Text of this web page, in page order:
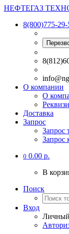
НЕФТЕГАЗ
8(800)775-29-
О компании
О
Доставка
Запрос
Запрос
Запрос
0 0.00 р.
В
Поиск
Вход